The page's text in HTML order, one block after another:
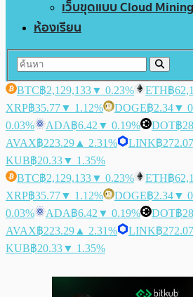
เว็บขุดแบบ Cloud Mining
ห้องเรียน
BTC฿2,129,133▼ 0.23% ETH฿
XRP฿35.77▼ 1.12% DOGE฿2.34▼
0.03%
ADA฿6.42 ▼ 0.19% DOT฿
AVAX฿223.29 ▲ 2.31% LINK฿272.07
KUB฿20.33▼ 1.35%
BTC฿2,129,133▼ 0.23% ETH฿
XRP฿35.77▼ 1.12% DOGE฿2.34▼
0.03%
ADA฿6.42 ▼ 0.19% DOT฿
AVAX฿223.29 ▲ 2.31% LINK฿272.07
KUB฿20.33▼ 1.35%